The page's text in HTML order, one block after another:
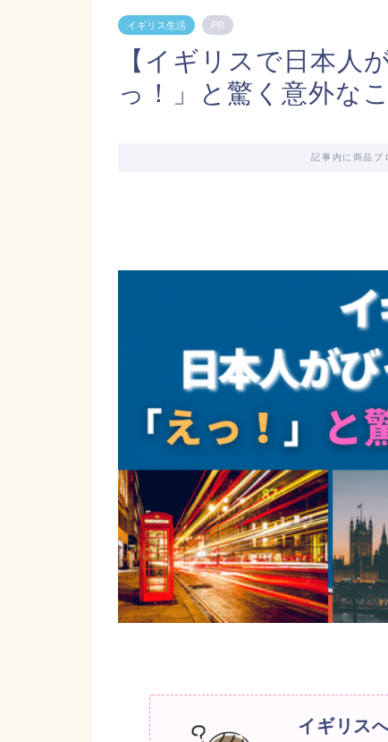
イギリス生活 PR
【イギリスで日本人
っ！」と驚く意外な
記事内に商品プ
イギリス